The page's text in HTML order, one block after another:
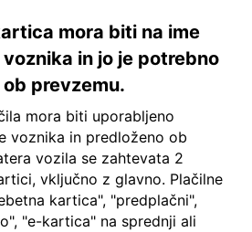
mora biti na ime
in jo je potrebno
prevzemu.
mora biti uporabljeno
voznika in predloženo ob
vozila se zahtevata 2
vključno z glavno. Plačilne
kartica", "predplačni",
"e-kartica" na sprednji ali